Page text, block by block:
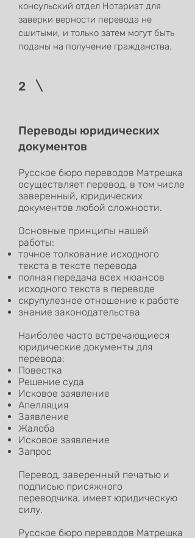
консульский отдел Нотариат для
заверки верности перевода не
сшитыми, и только затем могут быть
поданы на получение гражданства.
2
Переводы юридических
документов
Русское бюро переводов Матрешка
осуществляет перевод, в том числе
заверенный, юридических
документов любой сложности.
Основные принципы нашей
работы:
точное толкование исходного
текста в тексте перевода
полная передача всех нюансов
исходного текста в переводе
скрупулезное отношение к работе
знание законодательства
Наиболее часто встречающиеся
юридические документы для
перевода:
Повестка
Решение суда
Исковое заявление
Апелляция
Заявление
Жалоба
Исковое заявление
Запрос
Перевод, заверенный печатью и
подписью присяжного
переводчика, имеет юридическую
силу.
Русское бюро переводов Матрешка